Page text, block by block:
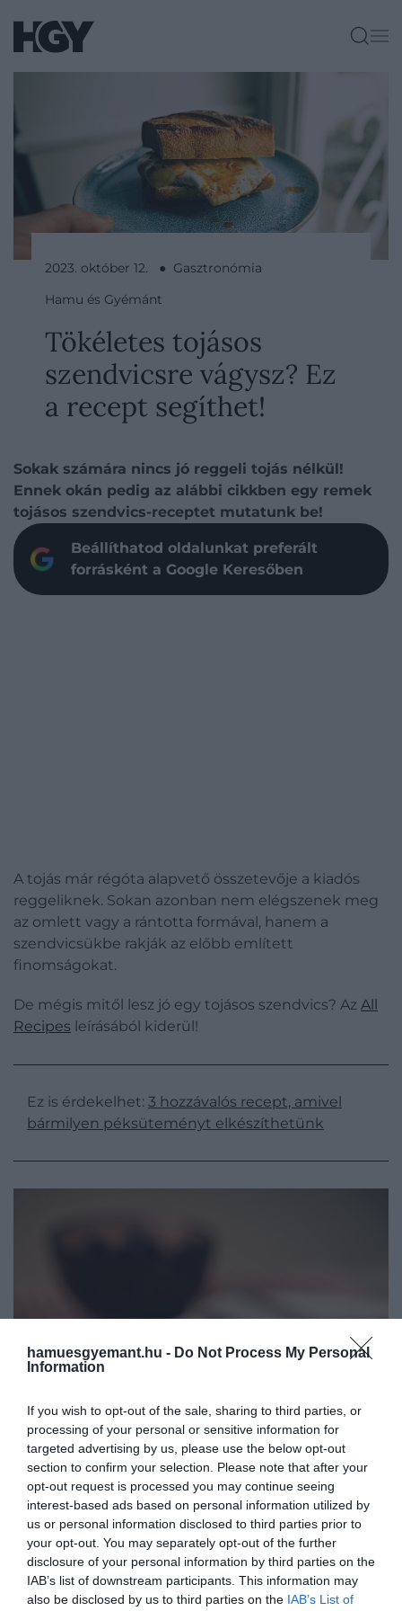
hamuesgyemant.hu - Do Not Process My Personal
Information
If you wish to opt-out of the sale, sharing to third parties, or
processing of your personal or sensitive information for
targeted advertising by us, please use the below opt-out
section to confirm your selection. Please note that after your
opt-out request is processed you may continue seeing
interest-based ads based on personal information utilized by
us or personal information disclosed to third parties prior to
your opt-out. You may separately opt-out of the further
disclosure of your personal information by third parties on the
IAB’s list of downstream participants. This information may
also be disclosed by us to third parties on the IAB’s List of
2023. október 12. ● Gasztronómia
Hamu és Gyémánt
Tökéletes tojásos
szendvicsre vágysz? Ez
a recept segíthet!
Sokak számára nincs jó reggeli tojás nélkül!
Ennek okán pedig az alábbi cikkben egy remek
tojásos szendvics-receptet mutatunk be!
Beállíthatod oldalunkat preferált
forrásként a Google Keresőben
A tojás már régóta alapvető összetevője a kiadós
reggeliknek. Sokan azonban nem elégszenek meg
az omlett vagy a rántotta formával, hanem a
szendvicsükbe rakják az előbb említett
finomságokat.
De mégis mitől lesz jó egy tojásos szendvics? Az All
Recipes leírásából kiderül!
Ez is érdekelhet: 3 hozzávalós recept, amivel
bármilyen péksüteményt elkészíthetünk